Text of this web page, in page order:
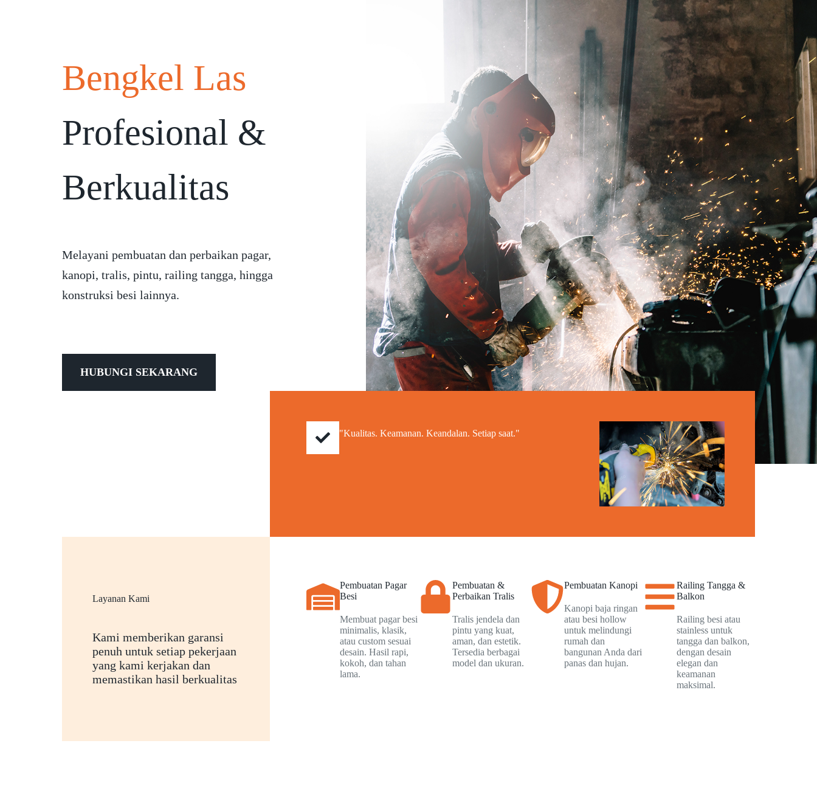
Bengkel Las
Profesional &
Berkualitas
Melayani pembuatan dan perbaikan pagar,
kanopi, tralis, pintu, railing tangga, hingga
konstruksi besi lainnya.
HUBUNGI SEKARANG
"Kualitas. Keamanan. Keandalan. Setiap saat."
Layanan Kami
Kami memberikan garansi
penuh untuk setiap pekerjaan
yang kami kerjakan dan
memastikan hasil berkualitas
Pembuatan Pagar
Besi
Membuat pagar besi
minimalis, klasik,
atau custom sesuai
desain. Hasil rapi,
kokoh, dan tahan
lama.
Pembuatan &
Perbaikan Tralis
Tralis jendela dan
pintu yang kuat,
aman, dan estetik.
Tersedia berbagai
model dan ukuran.
Pembuatan Kanopi
Kanopi baja ringan
atau besi hollow
untuk melindungi
rumah dan
bangunan Anda dari
panas dan hujan.
Railing Tangga &
Balkon
Railing besi atau
stainless untuk
tangga dan balkon,
dengan desain
elegan dan
keamanan
maksimal.